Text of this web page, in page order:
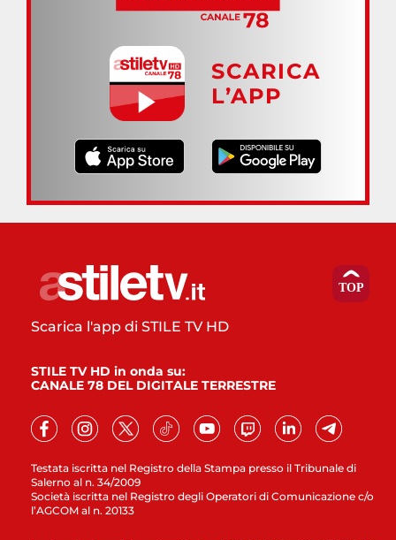
SCARICA
L’APP
Testata iscritta nel Registro della Stampa presso il Tribunale di
Salerno al n. 34/2009
Società iscritta nel Registro degli Operatori di Comunicazione c/o
l’AGCOM al n. 20133
Scarica l'app di STILE TV HD
STILE TV HD in onda su:
CANALE 78 DEL DIGITALE TERRESTRE